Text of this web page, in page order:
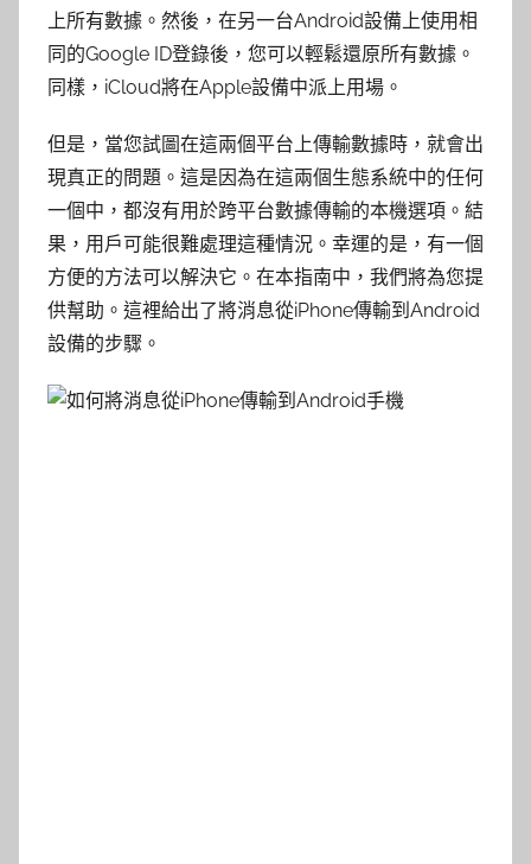
上所有數據。然後，在另一台Android設備上使用相
同的Google ID登錄後，您可以輕鬆還原所有數據。
同樣，iCloud將在Apple設備中派上用場。
但是，當您試圖在這兩個平台上傳輸數據時，就會出
現真正的問題。這是因為在這兩個生態系統中的任何
一個中，都沒有用於跨平台數據傳輸的本機選項。結
果，用戶可能很難處理這種情況。幸運的是，有一個
方便的方法可以解決它。在本指南中，我們將為您提
供幫助。這裡給出了將消息從iPhone傳輸到Android
設備的步驟。